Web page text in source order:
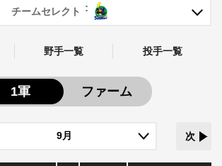
チームセレクト
野手一覧 投手一覧
1軍 ファーム
次